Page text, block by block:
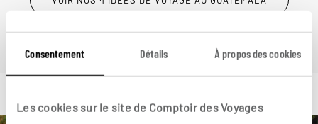
Consentement Détails À propos des cookies
Les cookies sur le site de Comptoir des Voyages